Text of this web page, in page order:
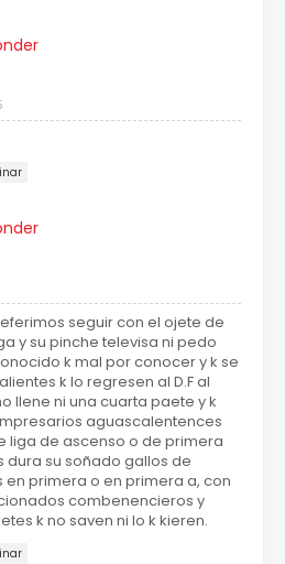
seguir con el ojete de
y su pinche televisa ni pedo
k mal por conocer y k se
k lo regresen al D.F al
llene ni una cuarta paete y k
aguascalentences
liga de ascenso o de primera
dura su soñado gallos de
primera o en primera a, con
combenencieros y
k no saven ni lo k kieren.